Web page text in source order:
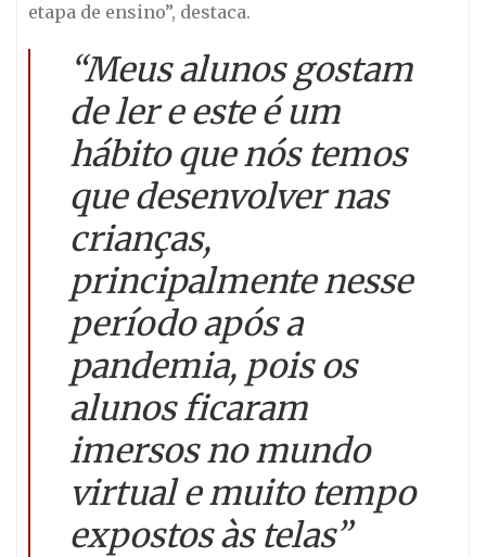
etapa de ensino”, destaca.
“Meus alunos gostam
de ler e este é um
hábito que nós temos
que desenvolver nas
crianças,
principalmente nesse
período após a
pandemia, pois os
alunos ficaram
imersos no mundo
virtual e muito tempo
expostos às telas”